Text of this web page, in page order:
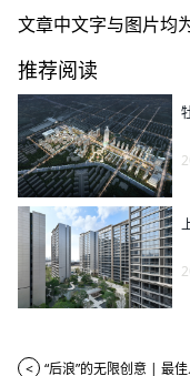
文章中文字与图片均
推荐阅读
< “后浪”的无限创意 | 最